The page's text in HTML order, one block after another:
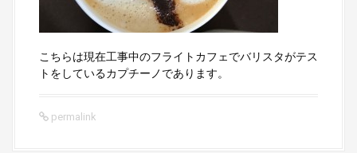
こちらは現在工事中のフライトカフェでバリスタがテス
トをしているカプチーノであります。
permalink